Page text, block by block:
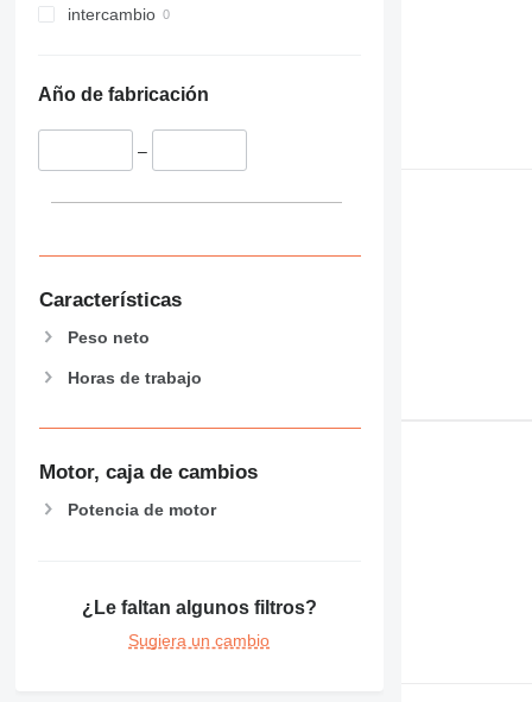
intercambio
Año de fabricación
–
Características
Peso neto
Horas de trabajo
Motor, caja de cambios
Potencia de motor
¿Le faltan algunos filtros?
Sugiera un cambio